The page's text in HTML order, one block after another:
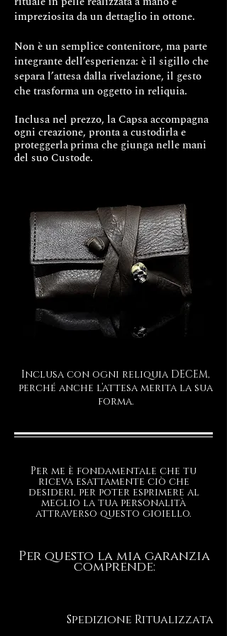
impreziosita da un dettaglio in ottone.
Non è un semplice contenitore, ma parte
integrante dell’esperienza: è il sigillo che
separa l’attesa dalla rivelazione, il gesto
che trasforma un oggetto in reliquia.
Inclusa nel prezzo, la Capsa accompagna
ogni creazione, pronta a custodirla e
proteggerlaprima che giunga nelle mani
del suo Custode.
Inclusa con ogni reliquia DECEM,
perché anche l’attesa merita la sua
forma.
Per me è fondamentale che tu
riceva esattamente ciò che
desideri, per poter esprimere al
meglio la tua personalità
attraverso questo gioiello.
Per questo la mia garanzia
comprende:
Spedizione Ritualizzata